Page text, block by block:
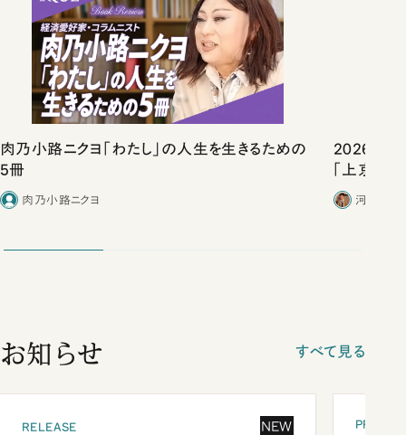
肉乃小路ニクヨ「わたし」の人生を生きるための
5冊
肉乃小路ニクヨ
2026年の
「上京物
河野有
お知らせ すべて見る
RELEASE NEW